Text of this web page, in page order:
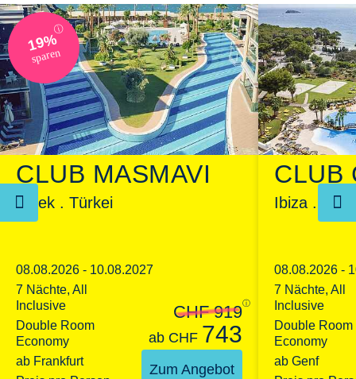
CLUB MASMAVI
Belek . Türkei
08.08.2026 - 10.08.2027
7 Nächte, All
Inclusive
Double Room
Economy
ab Frankfurt
ⓘ
CHF 919
ab CHF 743
Zum Angebot
19%
ⓘ
sparen
CLUB
Ibiza .
08.08.2026 -
7 Nächte, All
Inclusive
Double Room
Economy
ab Genf